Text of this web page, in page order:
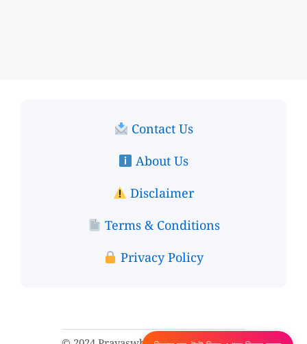
Contact Us
About Us
Disclaimer
Terms & Conditions
Privacy Policy